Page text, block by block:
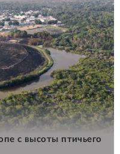
с высоты птичьего